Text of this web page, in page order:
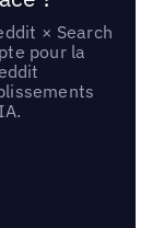
× Search
pour la